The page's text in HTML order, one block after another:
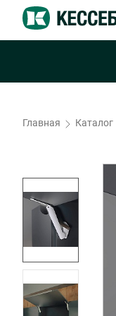
Главная Каталог